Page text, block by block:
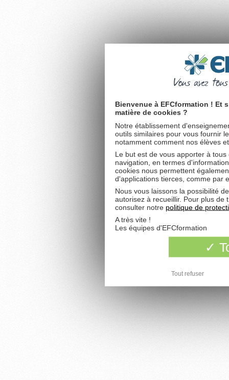
Bienvenue à EFCformation ! Et
matière de cookies ?
Notre établissement
outils similaires pour vous fournir
notamment comment nos élèves
Le but est de vous apporter à
navigation, en termes
cookies nous permettent
d'applications tierces, comme par
Nous vous laissons la possibilité
autorisez à recueillir. Pour plus de
consulter notre politique de
A très vite !
Les équipes d'EFCformation
Tout refuser